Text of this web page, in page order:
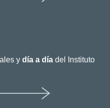
y día a día del Instituto